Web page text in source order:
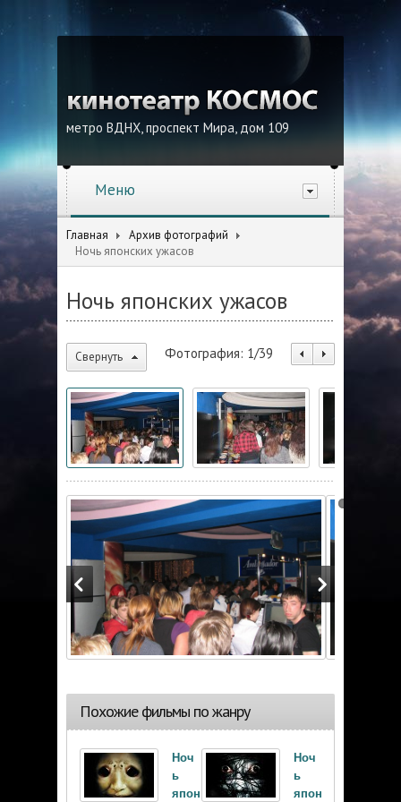
метро ВДНХ, проспект Мира, дом 109
Меню
Главная
Архив фотографий
Ночь японских ужасов
Ночь японских ужасов
Свернуть Фотография: 1/39
Похожие фильмы по жанру
Ноч
ь
япон
Ноч
ь
япон